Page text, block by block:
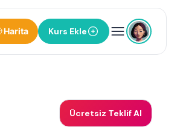
Harita Kurs Ekle
Ücretsiz Teklif Al